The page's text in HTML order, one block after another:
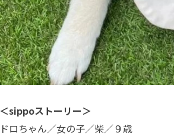
＜sippoストーリー＞
ドロちゃん／女の子／柴／９歳